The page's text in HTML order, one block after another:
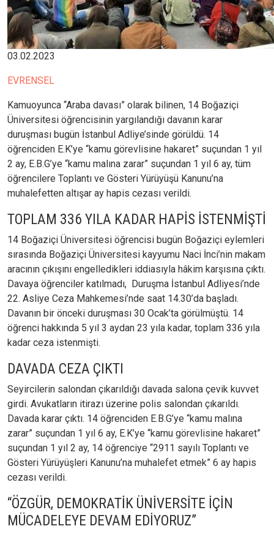
03.02.2023
EVRENSEL
Kamuoyunca “Araba davası” olarak bilinen, 14 Boğaziçi
Üniversitesi öğrencisinin yargılandığı davanın karar
duruşması bugün İstanbul Adliye’sinde görüldü. 14
öğrenciden E.K’ye “kamu görevlisine hakaret” suçundan 1 yıl
2 ay, E.B.G’ye “kamu malına zarar” suçundan 1 yıl 6 ay, tüm
öğrencilere Toplantı ve Gösteri Yürüyüşü Kanunu’na
muhalefetten altışar ay hapis cezası verildi.
TOPLAM 336 YILA KADAR HAPİS İSTENMİŞTİ
14 Boğaziçi Üniversitesi öğrencisi bugün Boğaziçi eylemleri
sırasında Boğaziçi Üniversitesi kayyumu Naci İnci’nin makam
aracının çıkışını engelledikleri iddiasıyla hâkim karşısına çıktı.
Davaya öğrenciler katılmadı, Duruşma İstanbul Adliyesi’nde
22. Asliye Ceza Mahkemesi’nde saat 14.30’da başladı.
Davanın bir önceki duruşması 30 Ocak’ta görülmüştü. 14
öğrenci hakkında 5 yıl 3 aydan 23 yıla kadar, toplam 336 yıla
kadar ceza istenmişti.
DAVADA CEZA ÇIKTI
Seyircilerin salondan çıkarıldığı davada salona çevik kuvvet
girdi. Avukatların itirazı üzerine polis salondan çıkarıldı.
Davada karar çıktı. 14 öğrenciden E.B.G’ye “kamu malına
zarar” suçundan 1 yıl 6 ay, E.K’ye “kamu görevlisine hakaret”
suçundan 1 yıl 2 ay, 14 öğrenciye “2911 sayılı Toplantı ve
Gösteri Yürüyüşleri Kanunu’na muhalefet etmek” 6 ay hapis
cezası verildi.
“ÖZGÜR, DEMOKRATİK ÜNİVERSİTE İÇİN
MÜCADELEYE DEVAM EDİYORUZ”